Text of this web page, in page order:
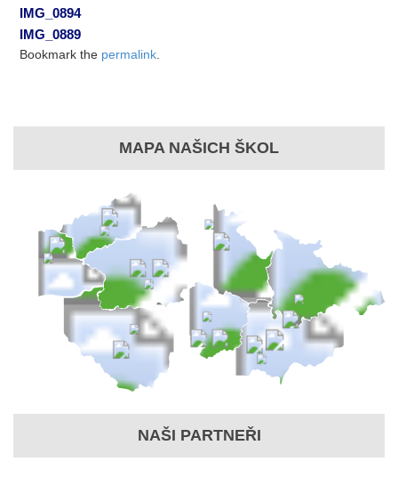
IMG_0894
IMG_0889
Bookmark the permalink
MAPA NAŠICH ŠKOL
NAŠI PARTNEŘI